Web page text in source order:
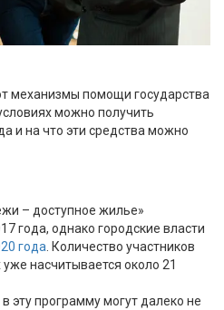
механизмы помощи государства
можно получить
и на что эти средства можно
– доступное жилье»
года, однако городские власти
года . Количество участников
насчитывается около 21
эту программу могут далеко не